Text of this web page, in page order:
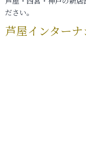
ださい。
芦屋インター